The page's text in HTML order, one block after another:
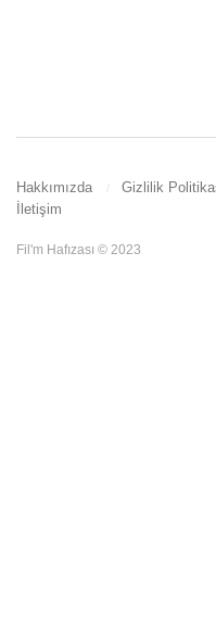
Hakkımızda Gizlilik
İletişim
Fil'm Hafızası © 2023